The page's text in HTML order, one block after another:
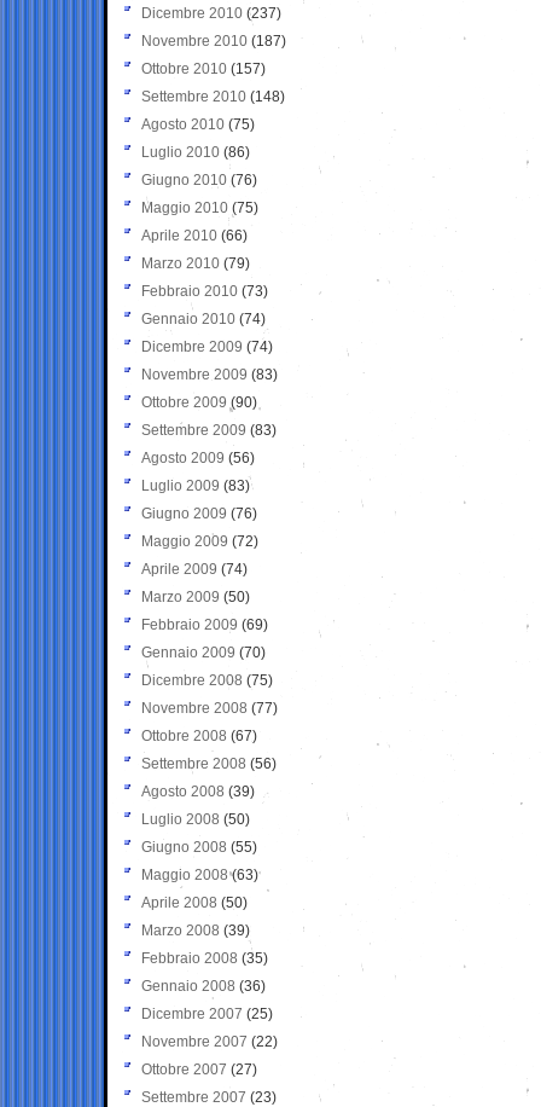
Dicembre 2010 (237)
Novembre 2010 (187)
Ottobre 2010 (157)
Settembre 2010 (148)
Agosto 2010 (75)
Luglio 2010 (86)
Giugno 2010 (76)
Maggio 2010 (75)
Aprile 2010 (66)
Marzo 2010 (79)
Febbraio 2010 (73)
Gennaio 2010 (74)
Dicembre 2009 (74)
Novembre 2009 (83)
Ottobre 2009 (90)
Settembre 2009 (83)
Agosto 2009 (56)
Luglio 2009 (83)
Giugno 2009 (76)
Maggio 2009 (72)
Aprile 2009 (74)
Marzo 2009 (50)
Febbraio 2009 (69)
Gennaio 2009 (70)
Dicembre 2008 (75)
Novembre 2008 (77)
Ottobre 2008 (67)
Settembre 2008 (56)
Agosto 2008 (39)
Luglio 2008 (50)
Giugno 2008 (55)
Maggio 2008(63)
Aprile 2008 (50)
Marzo 2008 (39)
Febbraio 2008 (35)
Gennaio 2008 (36)
Dicembre 2007 (25)
Novembre 2007 (22)
Ottobre 2007 (27)
Settembre 2007 (23)